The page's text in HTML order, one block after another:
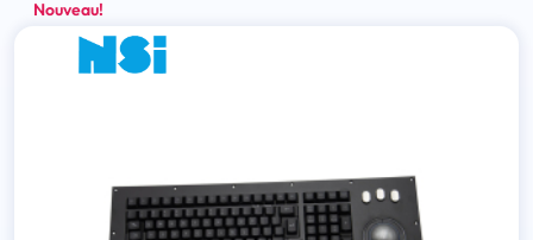
Nouveau!